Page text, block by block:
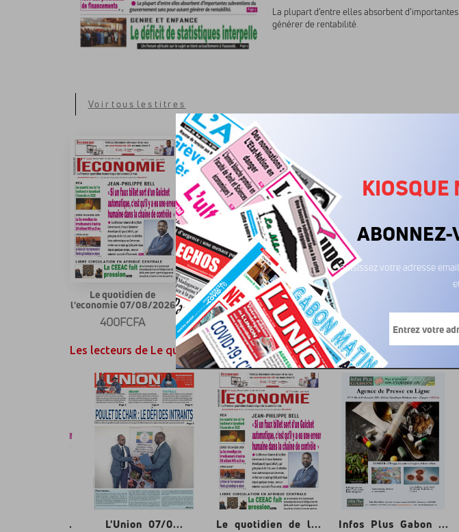
La plupart d’entre elles absorbent
générer de rentabilité.
Voir tous les titres
Le quotidien de
l'economie 07/08/2026
400FCFA
Le quotidien de
l'economie 06/08/2026
400FCFA
l'economie 05/08/2026
Les lecteurs de Le quotidien de l'economie ont également aimé...
de l... L'Union 07/0... Le quotidien de l... Infos Plus Gabon ...
KIOSQUE
ABONNEZ-
Saisissez votre adresse